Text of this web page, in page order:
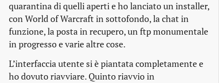
quarantina di quelli aperti e ho lanciato un installer,
con World of Warcraft in sottofondo, la chat in
funzione, la posta in recupero, un ftp monumentale
in progresso e varie altre cose.
L’interfaccia utente si è piantata completamente e
ho dovuto riavviare. Quinto riavvio in